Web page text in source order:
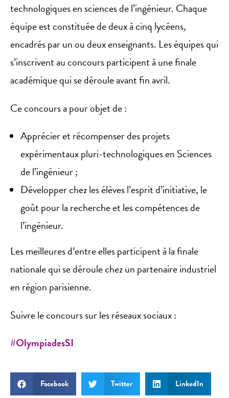
technologiques en sciences de l’ingénieur. Chaque
équipe est constituée de deux à cinq lycéens,
encadrés par un ou deux enseignants. Les équipes qui
s’inscrivent au concours participent à une finale
académique qui se déroule avant fin avril.
Ce concours a pour objet de :
Apprécier et récompenser des projets
expérimentaux pluri-technologiques en Sciences
de l’ingénieur ;
Développer chez les élèves l’esprit d’initiative, le
goût pour la recherche et les compétences de
l’ingénieur.
Les meilleures d’entre elles participent à la finale
nationale qui se déroule chez un partenaire industriel
en région parisienne.
Suivre le concours sur les réseaux sociaux :
#OlympiadesSI
Facebook Twitter LinkedIn